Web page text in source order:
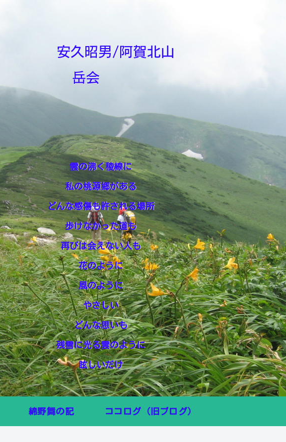
安久昭男/阿賀北山
岳会
雲の沸く稜線に
私の桃源郷がある
どんな感傷も許される場所
歩けなかった道も
再びは会えない人も
花のように
風のように
やさしい
どんな思いも
残雪に光る雲のように
眩しいだけ
綿野舞の記 ココログ（旧ブログ）